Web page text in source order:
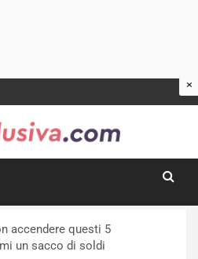
accendere questi 5
un sacco di soldi